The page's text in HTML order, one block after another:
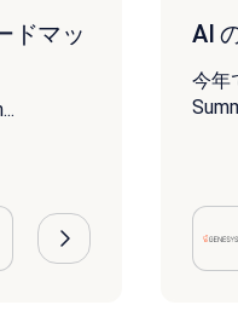
ドマッ
AI
今年